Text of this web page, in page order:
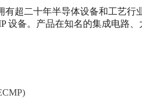
超二十年半导体设备和工艺
备。产品在知名的集成电路